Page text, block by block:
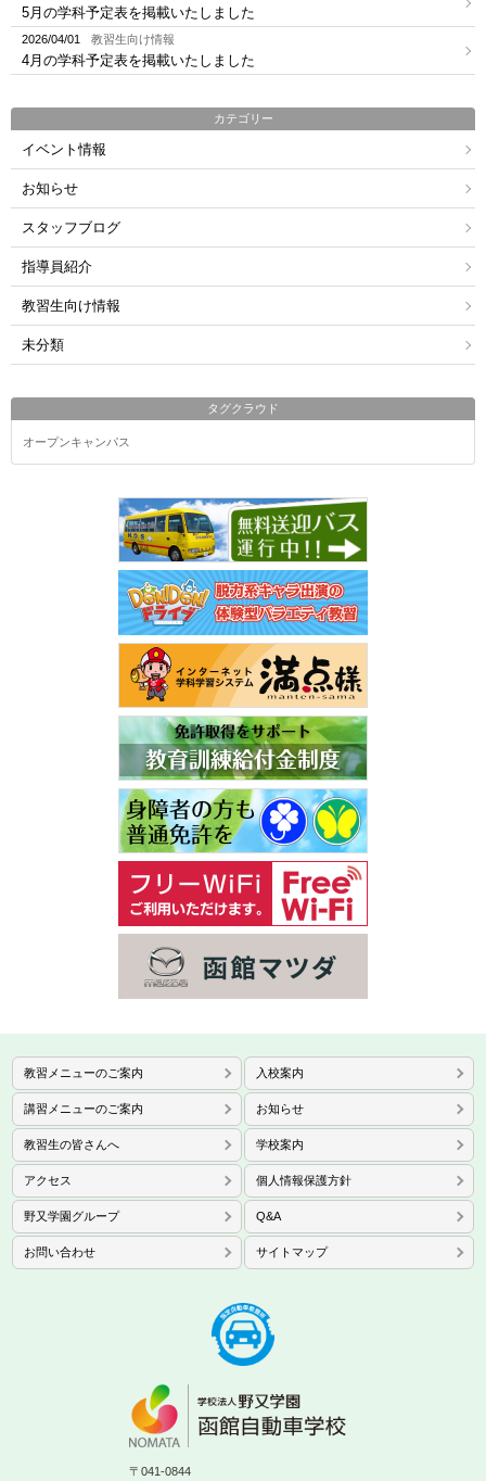
5月の学科予定表を掲載いたしました
2026/04/01 教習生向け情報
4月の学科予定表を掲載いたしました
カテゴリー
イベント情報
お知らせ
スタッフブログ
指導員紹介
教習生向け情報
未分類
タグクラウド
オープンキャンパス
教習メニューのご案内 入校案内
講習メニューのご案内 お知らせ
教習生の皆さんへ 学校案内
アクセス 個人情報保護方針
野又学園グループ Q&A
お問い合わせ サイトマップ
〒041-0844